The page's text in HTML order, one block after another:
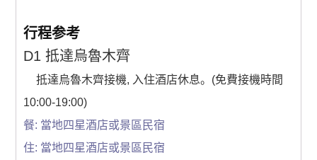
三峡遊輪
郵輪 (中國）
澳洲出发含机票(中國)
行程参考
D1 抵達烏魯木齊
抵達烏魯木齊接機, 入住酒店休息。(免費接機時間
10:00-19:00)
餐: 當地四星酒店或景區民宿
住: 當地四星酒店或景區民宿